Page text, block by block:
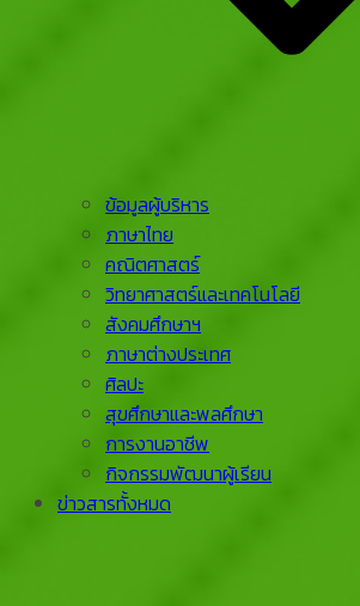
ข้อมูลผู้บริหาร
ภาษาไทย
คณิตศาสตร์
วิทยาศาสตร์และเทคโนโลยี
สังคมศึกษาฯ
ภาษาต่างประเทศ
ศิลปะ
สุขศึกษาและพลศึกษา
การงานอาชีพ
กิจกรรมพัฒนาผู้เรียน
ข่าวสารทั้งหมด